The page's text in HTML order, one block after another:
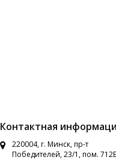
Контактная
220004, г. Минск, пр-т
Победителей, 23/1, пом.